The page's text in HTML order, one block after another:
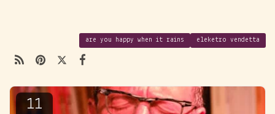
eleketro vendetta
are you happy when it rains
11